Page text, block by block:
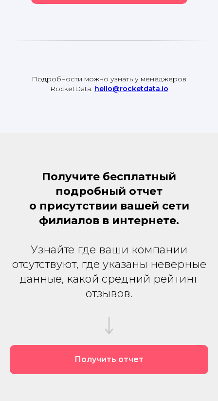
Подробности можно узнать у менеджеров
RocketData: hello@rocketdata.io
Получите бесплатный
подробный отчет
о присутствии вашей сети
филиалов в интернете.
Узнайте где ваши компании
отсутствуют, где указаны неверные
данные, какой средний рейтинг
отзывов.
Получить отчет